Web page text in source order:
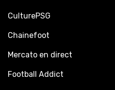
CulturePSG
Chainefoot
Mercato en direct
Football Addict